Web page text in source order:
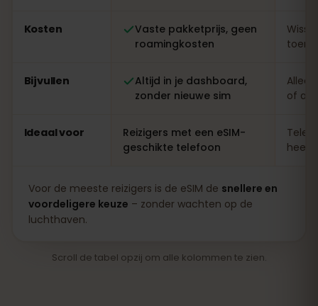
Kosten
Vaste pakketprijs, geen
roamingkosten
Bijvullen
Altijd in je dashboard,
zonder nieuwe sim
of
Ideaal voor
Reizigers met een eSIM-
geschikte telefoon
heel
Voor de meeste reizigers is de eSIM de snellere en
voordeligere keuze – zonder wachten op de
luchthaven.
Scroll de tabel opzij om alle kolommen te zien.